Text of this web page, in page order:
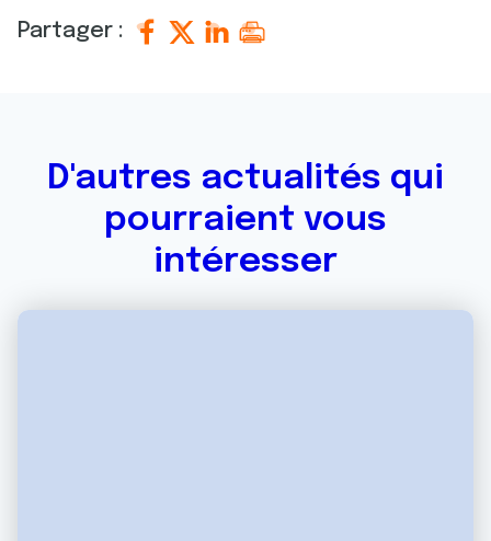
Partager :
D'autres actualités qui
pourraient vous
intéresser